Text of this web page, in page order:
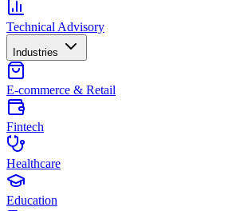
Technical Advisory
Industries
E-commerce & Retail
Fintech
Healthcare
Education